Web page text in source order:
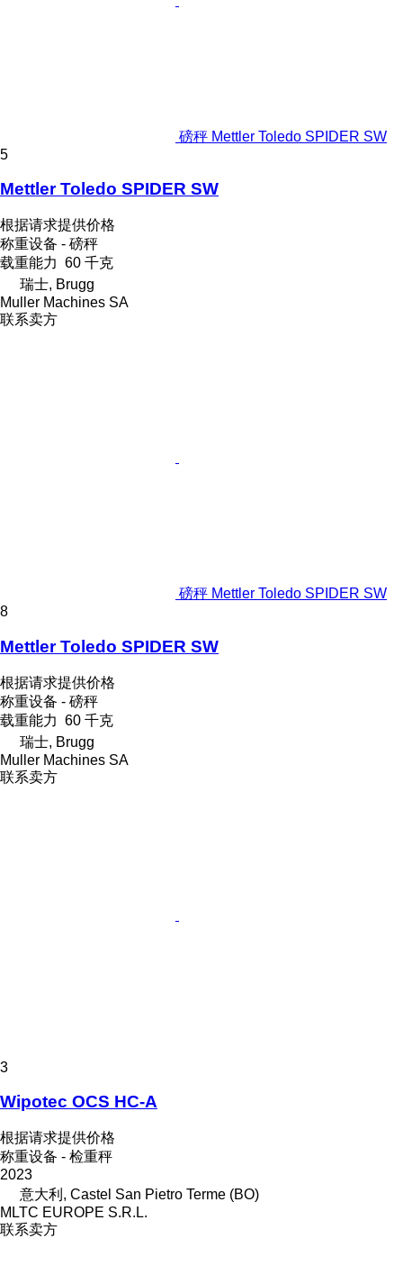
磅秤 Mettler Toledo SPIDER SW
5
Mettler Toledo SPIDER SW
根据请求提供价格
称重设备 - 磅秤
载重能力 60 千克
瑞士, Brugg
Muller Machines SA
联系卖方
磅秤 Mettler Toledo SPIDER SW
8
Mettler Toledo SPIDER SW
根据请求提供价格
称重设备 - 磅秤
载重能力 60 千克
瑞士, Brugg
Muller Machines SA
联系卖方
3
Wipotec OCS HC-A
根据请求提供价格
称重设备 - 检重秤
2023
意大利, Castel San Pietro Terme (BO)
MLTC EUROPE S.R.L.
联系卖方